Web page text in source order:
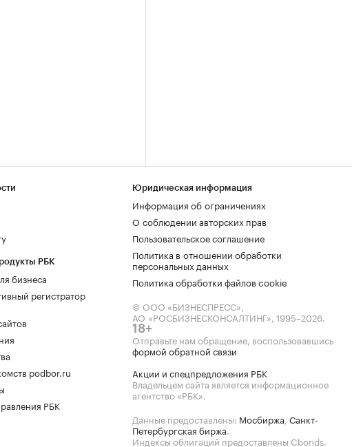
РБК
бизнеса
регистратор
podbor.ru
РБК
Юридическая информация
Информация об ограничениях
О соблюдении авторских прав
Пользовательское соглашение
Политика в отношении обработки
персональных данных
Политика обработки файлов cookie
© ООО «БИЗНЕСПРЕСС»,
АО «РОСБИЗНЕСКОНСАЛТИНГ», 1995–2026.
18+
Отправьте нам обращение, воспользовавшись
формой обратной связи
Акции и спецпредложения РБК
Владельцем сайта является информационное
агентство «РБК».
Данные предоставлены: Мосбиржа, Санкт-
Петербургская биржа.
Индексы облигаций предоставлены Cbonds.